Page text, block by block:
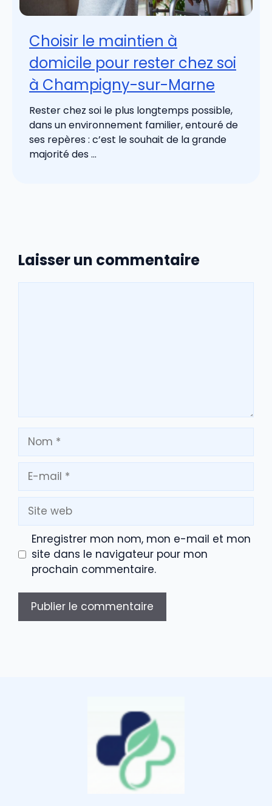
Choisir le maintien à
domicile pour rester chez soi
à Champigny-sur-Marne
Rester chez soi le plus longtemps possible,
dans un environnement familier, entouré de
ses repères : c’est le souhait de la grande
majorité des ...
Laisser un commentaire
Nom
mail
Site
web
Enregistrer mon nom, mon e-mail et mon
site dans le navigateur pour mon
prochain commentaire.